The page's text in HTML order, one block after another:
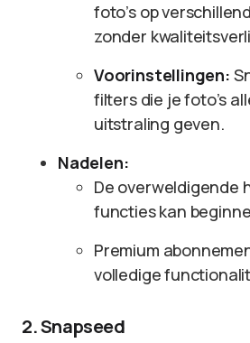
foto’s op
zonder
Voorinstellingen:
filters die je foto’s
uitstraling geven.
Nadelen:
De overweldigende
functies kan
Premium
volledige
2. Snapseed